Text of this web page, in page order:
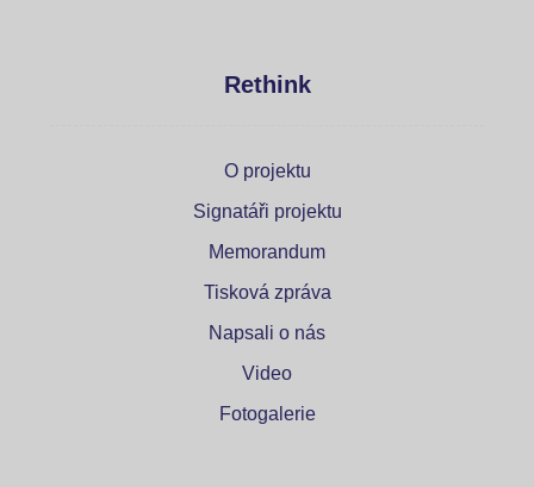
Rethink
O projektu
Signatáři projektu
Memorandum
Tisková zpráva
Napsali o nás
Video
Fotogalerie